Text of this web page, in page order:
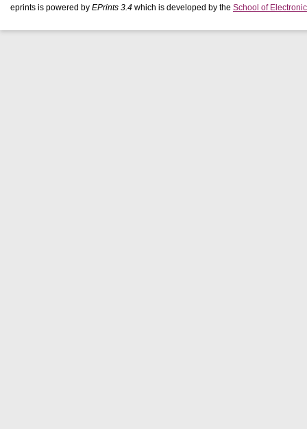
eprints is powered by EPrints 3.4 which is developed by the School of